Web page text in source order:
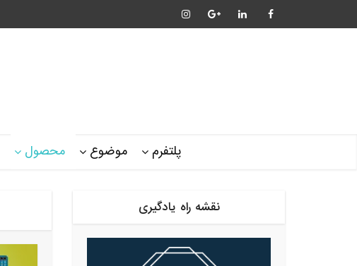
پلتفرم موضوع محصول
نقشه راه یادگیری